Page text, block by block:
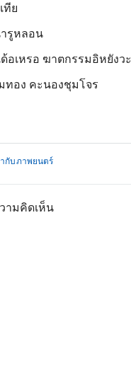
ทีย
รูหลอน
ด้อเหรอ ฆาตกรรมอิหยังวะ
ทอง คะนองชุมโจร
กับภาพยนตร์
ามคิดเห็น